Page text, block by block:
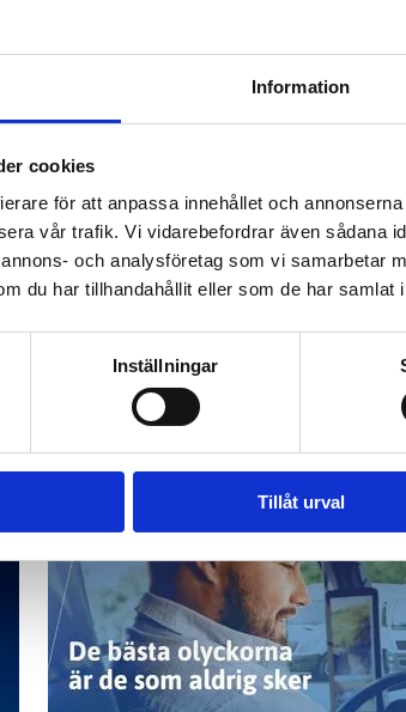
Information
cookies
för att anpassa innehållet och
vår trafik. Vi vidarebefordrar även sådana
och analysföretag som vi samarbetar
du har tillhandahållit eller som de har samlat
Inställningar
Tillåt urval
levererar personal med kompetens
innebär att arbetsmarknadens
som skapas på de olika programmen,
innan den slår igenom fullt ut.
ämnen eller frågor som är viktiga
Add Secure